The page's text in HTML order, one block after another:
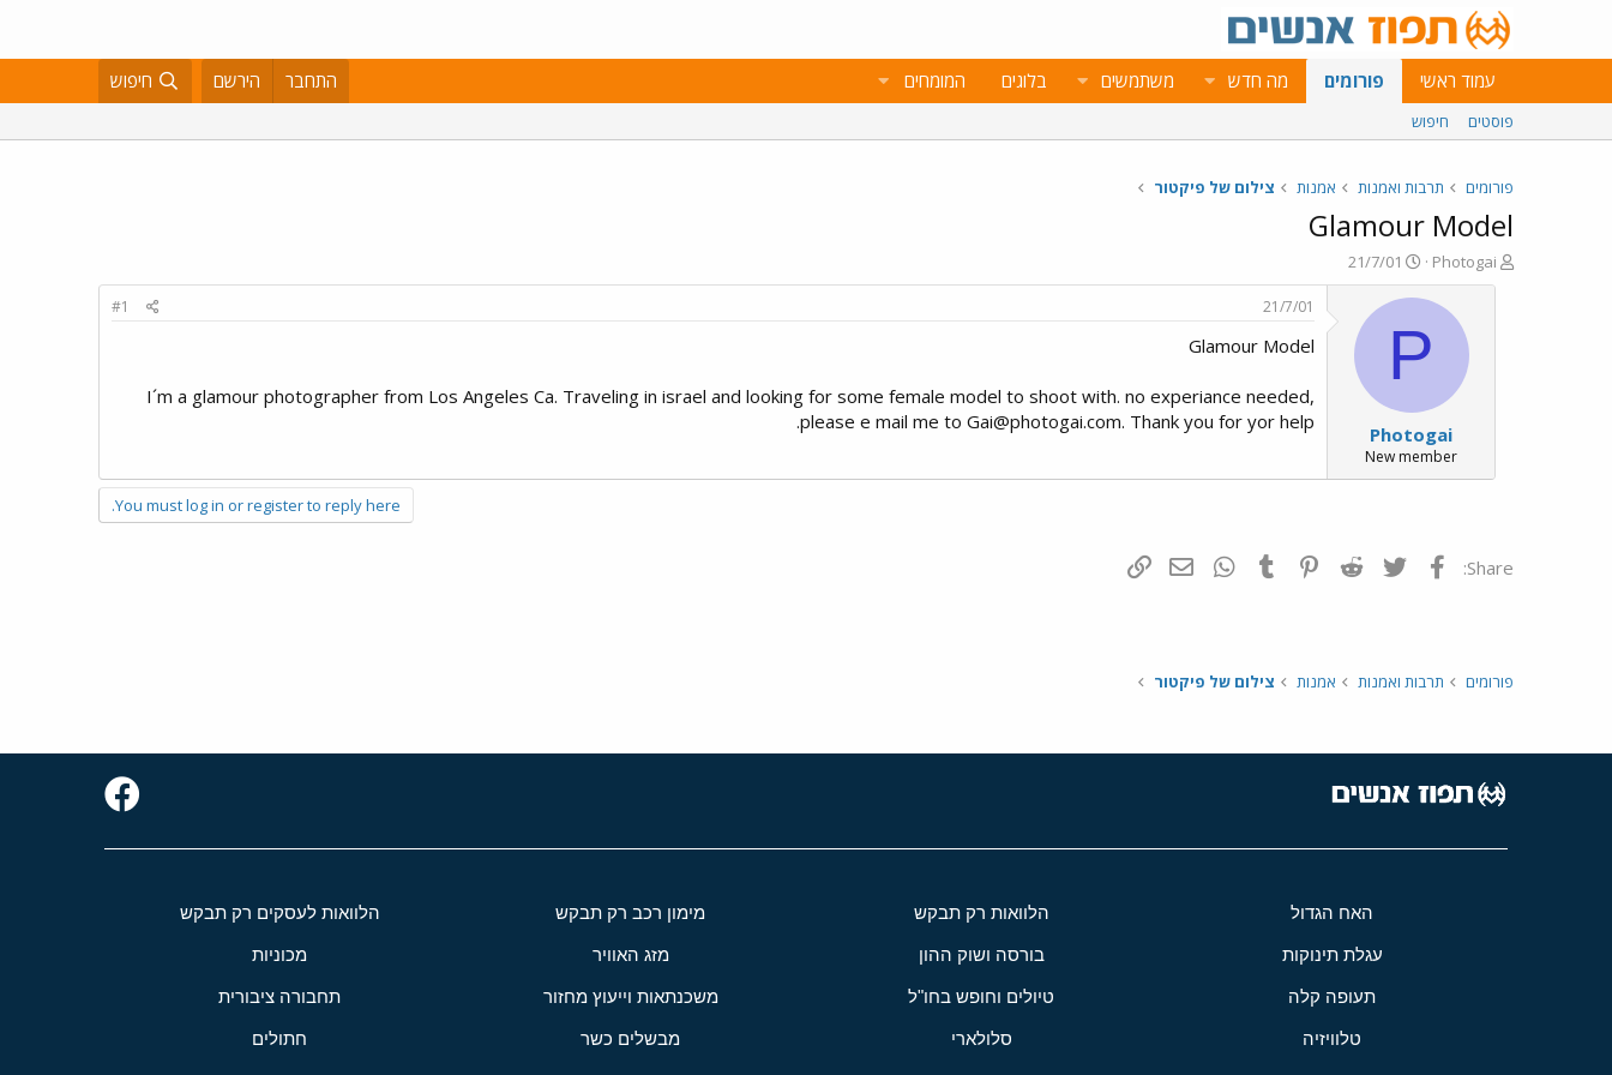
עמוד ראשי פורומים מה חדש משתמשים בלוגים המומחים התחבר הירשם חיפוש
פוסטים חיפוש
פורומים תרבות ואמנות אמנות צילום של פיקטור
Glamour Model
פ
ו
Photogai
פ
ו
ר
ב
א
ר
י
ך
21/7/01
P
Photogai
New member
21/7/01
#1
Glamour Model
I´m a glamour photographer from Los Angeles Ca. Traveling in israel and looking for some female model to shoot with. no experiance needed,
please e mail me to Gai@photogai.com. Thank you for yor help.
You must log in or register to reply here.
Share: פייסבוק Twitter
Reddit
Pinterest
Tumblr
WhatsAppדואר אלקטרוני
פורומים תרבות ואמנות אמנות צילום של פיקטור
האח הגדול הלוואות רק תבקש מימון רכב רק תבקש הלוואות לעסקים רק תבקש
עגלת תינוקות בורסה ושוק ההון מזג האוויר מכוניות
תעופה קלה טיולים וחופש בחו"ל משכנתאות וייעוץ מחזור תחבורה ציבורית
טלוויזיה סלולארי מבשלים כשר חתולים